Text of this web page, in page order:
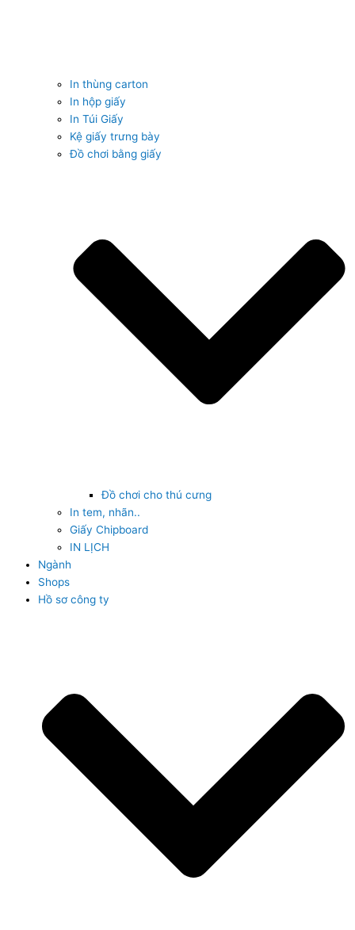
In thùng carton
In hộp giấy
In Túi Giấy
Kệ giấy trưng bày
Đồ chơi bằng giấy
Đồ chơi cho thú cưng
In tem, nhãn..
Giấy Chipboard
IN LỊCH
Ngành
Shops
Hồ sơ công ty